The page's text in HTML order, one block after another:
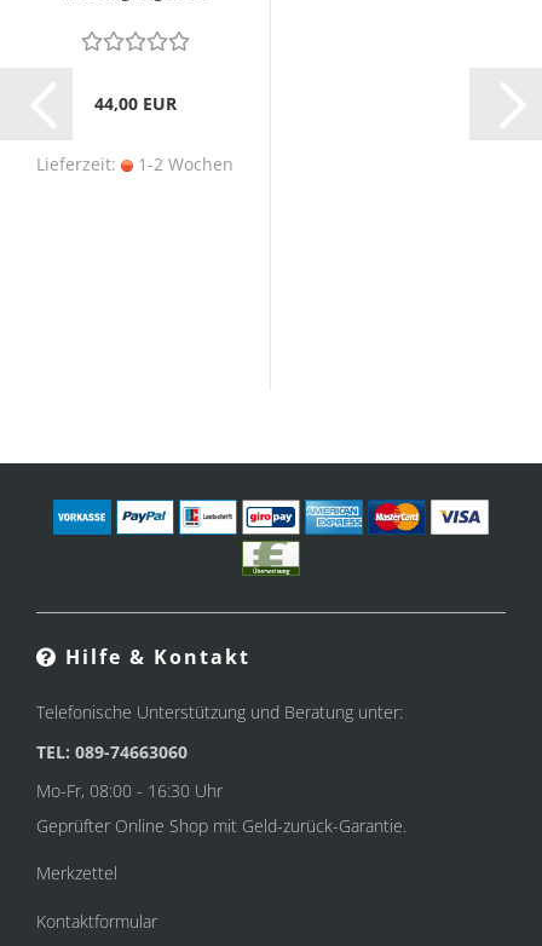
44,00 EUR
Lieferzeit: 1-2 Wochen
Hilfe & Kontakt
Telefonische Unterstützung und Beratung unter:
TEL: 089-74663060
Mo-Fr, 08:00 - 16:30 Uhr
Geprüfter Online Shop mit Geld-zurück-Garantie.
Merkzettel
Kontaktformular